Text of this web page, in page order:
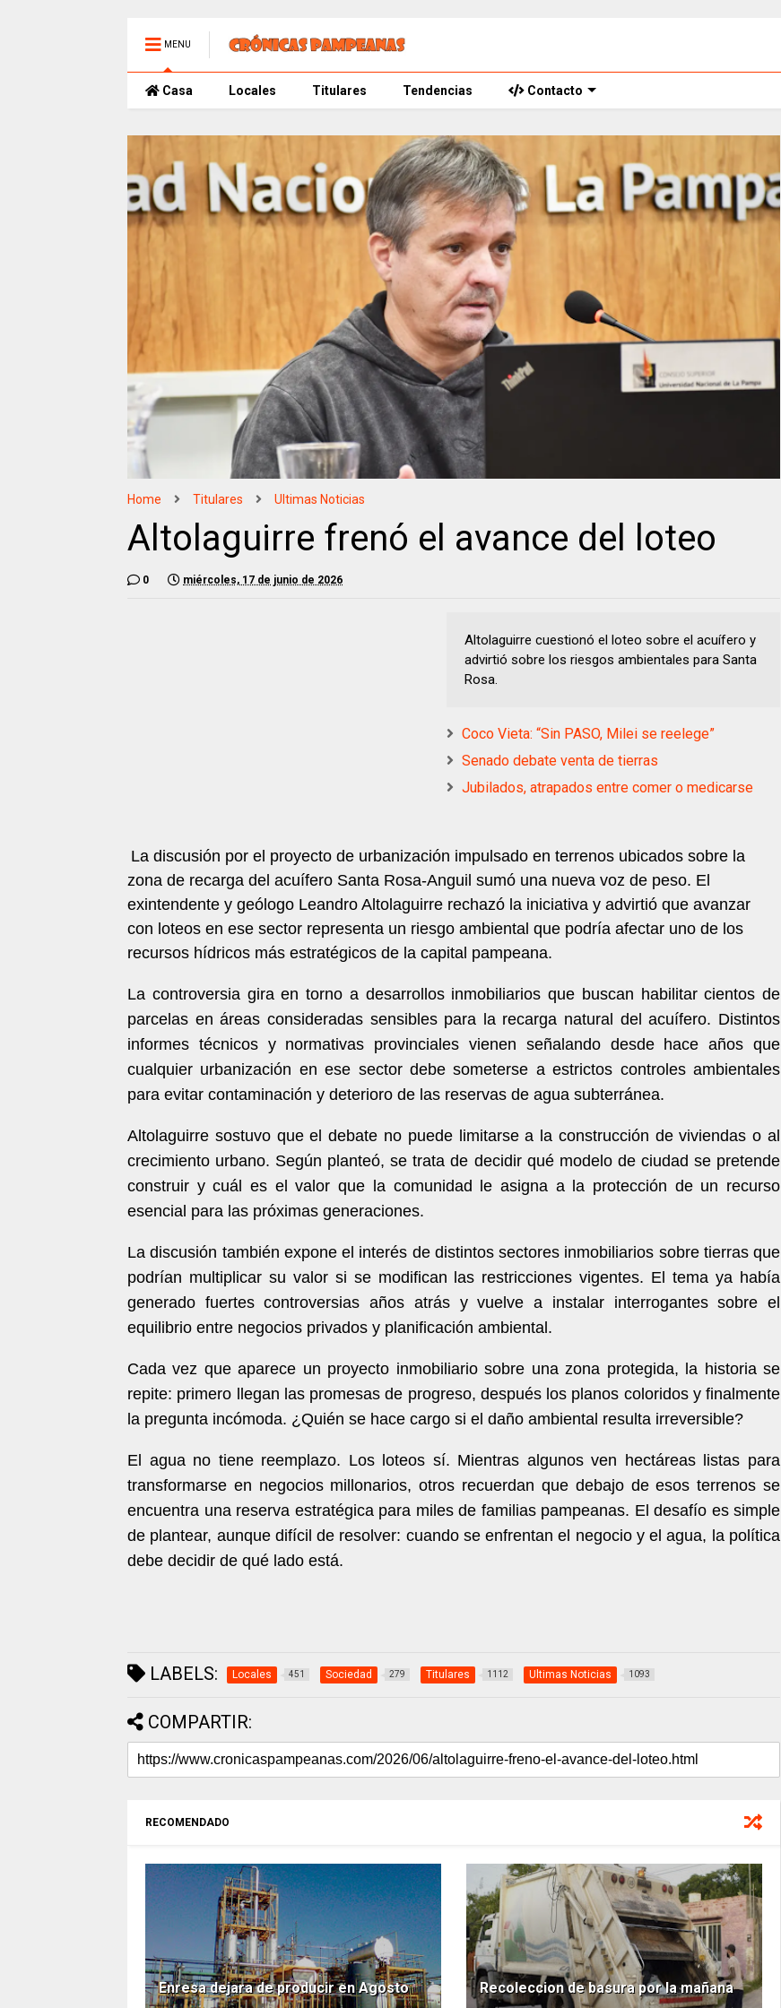
MENU
Casa Locales Titulares Tendencias Contacto
Home Titulares Ultimas Noticias
Altolaguirre frenó el avance del loteo
0 miércoles, 17 de junio de 2026
Altolaguirre cuestionó el loteo sobre el acuífero y
advirtió sobre los riesgos ambientales para Santa
Rosa.
Coco Vieta: “Sin PASO, Milei se reelege”
Senado debate venta de tierras
Jubilados, atrapados entre comer o medicarse
La discusión por el proyecto de urbanización impulsado en terrenos ubicados sobre la
zona de recarga del acuífero Santa Rosa-Anguil sumó una nueva voz de peso. El
exintendente y geólogo Leandro Altolaguirre rechazó la iniciativa y advirtió que avanzar
con loteos en ese sector representa un riesgo ambiental que podría afectar uno de los
recursos hídricos más estratégicos de la capital pampeana.
La controversia gira en torno a desarrollos inmobiliarios que buscan habilitar cientos de
parcelas en áreas consideradas sensibles para la recarga natural del acuífero. Distintos
informes técnicos y normativas provinciales vienen señalando desde hace años que
cualquier urbanización en ese sector debe someterse a estrictos controles ambientales
para evitar contaminación y deterioro de las reservas de agua subterránea.
Altolaguirre sostuvo que el debate no puede limitarse a la construcción de viviendas o al
crecimiento urbano. Según planteó, se trata de decidir qué modelo de ciudad se pretende
construir y cuál es el valor que la comunidad le asigna a la protección de un recurso
esencial para las próximas generaciones.
La discusión también expone el interés de distintos sectores inmobiliarios sobre tierras que
podrían multiplicar su valor si se modifican las restricciones vigentes. El tema ya había
generado fuertes controversias años atrás y vuelve a instalar interrogantes sobre el
equilibrio entre negocios privados y planificación ambiental.
Cada vez que aparece un proyecto inmobiliario sobre una zona protegida, la historia se
repite: primero llegan las promesas de progreso, después los planos coloridos y finalmente
la pregunta incómoda. ¿Quién se hace cargo si el daño ambiental resulta irreversible?
El agua no tiene reemplazo. Los loteos sí. Mientras algunos ven hectáreas listas para
transformarse en negocios millonarios, otros recuerdan que debajo de esos terrenos se
encuentra una reserva estratégica para miles de familias pampeanas. El desafío es simple
de plantear, aunque difícil de resolver: cuando se enfrentan el negocio y el agua, la política
debe decidir de qué lado está.
LABELS: Locales 451 Sociedad 279 Titulares 1112 Ultimas Noticias 1093
COMPARTIR:
RECOMENDADO
Enresa dejara de producir en Agosto Recoleccion de basura por la mañana